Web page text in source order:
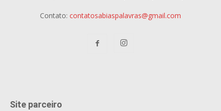
Contato: contatosabiaspalavras@gmail.com
Site parceiro